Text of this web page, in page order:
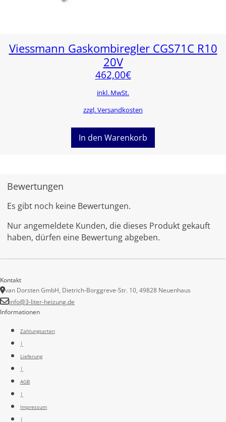
Viessmann Gaskombiregler CGS71C R10
20V
462,00€
inkl. MwSt.
zzgl. Versandkosten
In den Warenkorb
Bewertungen
Es gibt noch keine Bewertungen.
Nur angemeldete Kunden, die dieses Produkt gekauft
haben, dürfen eine Bewertung abgeben.
Informationen
Zahlungsarten
|
Lieferung
|
AGB
|
Impressum
|
Kontakt
van Dorsten GmbH, Dietrich-Borggreve-Str. 10, 49828 Neuenhaus
info@3-liter-heizung.de